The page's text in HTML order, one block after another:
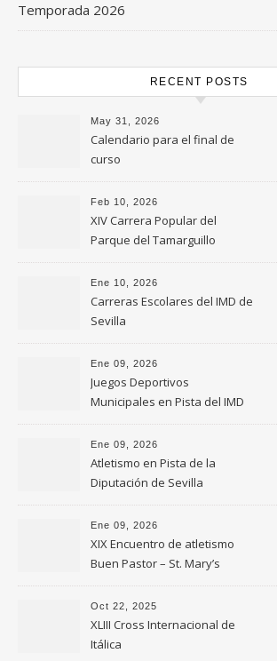
Temporada 2026
RECENT POSTS
May 31, 2026
Calendario para el final de
curso
Feb 10, 2026
XIV Carrera Popular del
Parque del Tamarguillo
Ene 10, 2026
Carreras Escolares del IMD de
Sevilla
Ene 09, 2026
Juegos Deportivos
Municipales en Pista del IMD
de Sevilla
Ene 09, 2026
Atletismo en Pista de la
Diputación de Sevilla
Ene 09, 2026
XIX Encuentro de atletismo
Buen Pastor – St. Mary’s
Oct 22, 2025
XLIII Cross Internacional de
Itálica